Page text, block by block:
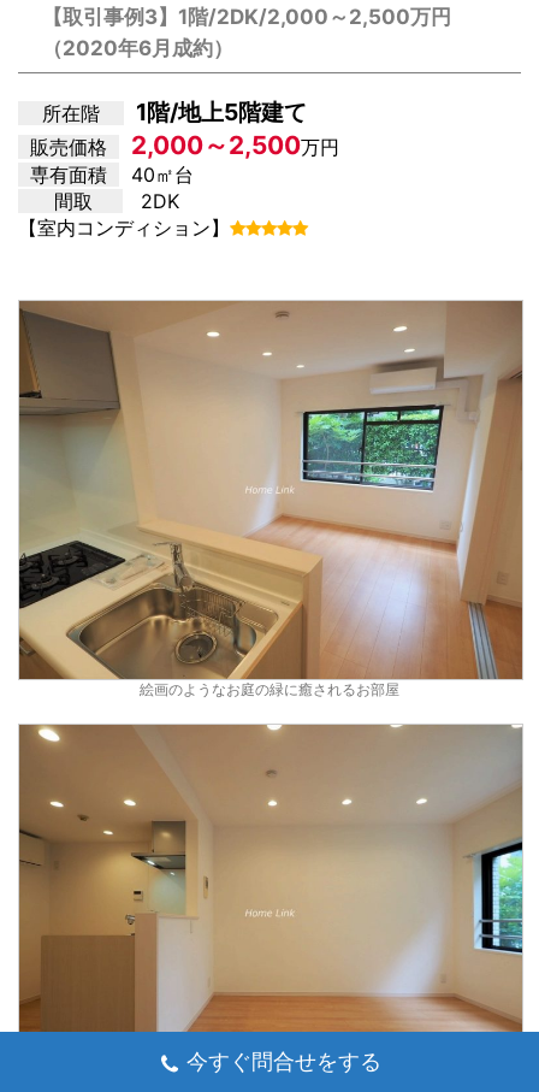
【取引事例3】1階/2DK/2,000～2,500万円
（2020年6月成約）
所在階 1階/地上5階建て
販売価格 2,000～2,500万円
専有面積
40㎡台
間取
2DK
【室内コンディション】
絵画のようなお庭の緑に癒されるお部屋
今すぐ問合せをする